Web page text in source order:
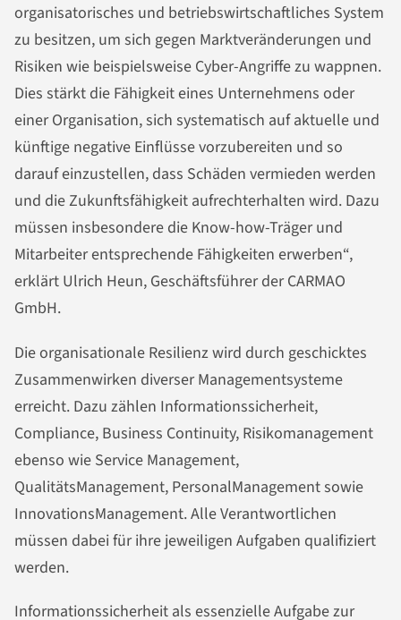
organisatorisches und betriebswirtschaftliches System
zu besitzen, um sich gegen Marktveränderungen und
Risiken wie beispielsweise Cyber-Angriffe zu wappnen.
Dies stärkt die Fähigkeit eines Unternehmens oder
einer Organisation, sich systematisch auf aktuelle und
künftige negative Einflüsse vorzubereiten und so
darauf einzustellen, dass Schäden vermieden werden
und die Zukunftsfähigkeit aufrechterhalten wird. Dazu
müssen insbesondere die Know-how-Träger und
Mitarbeiter entsprechende Fähigkeiten erwerben“,
erklärt Ulrich Heun, Geschäftsführer der CARMAO
GmbH.
Die organisationale Resilienz wird durch geschicktes
Zusammenwirken diverser Managementsysteme
erreicht. Dazu zählen Informationssicherheit,
Compliance, Business Continuity, Risikomanagement
ebenso wie Service Management,
QualitätsManagement, PersonalManagement sowie
InnovationsManagement. Alle Verantwortlichen
müssen dabei für ihre jeweiligen Aufgaben qualifiziert
werden.
Informationssicherheit als essenzielle Aufgabe zur